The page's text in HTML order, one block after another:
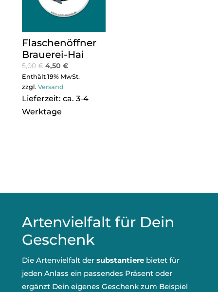
Flaschenöffner
Brauerei-Hai
5,00€ 4,50 €
Enthält 19% MwSt.
zzgl. Versand
Lieferzeit: ca. 3-4
Werktage
Artenvielfalt für Dein
Geschenk
Die Artenvielfalt der substantierebietet für
jeden Anlass ein passendes Präsent oder
ergänzt Dein eigenes Geschenk zum Beispiel